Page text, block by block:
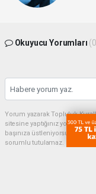
Okuyucu Yorumları
Yorum yazarak Topluluk
sitesine yaptığınız
başınıza üstleniyorsunuz.
sorumlu tutulamaz.